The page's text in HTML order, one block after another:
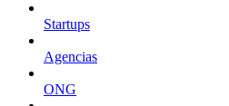
Startups
Agencias
ONG